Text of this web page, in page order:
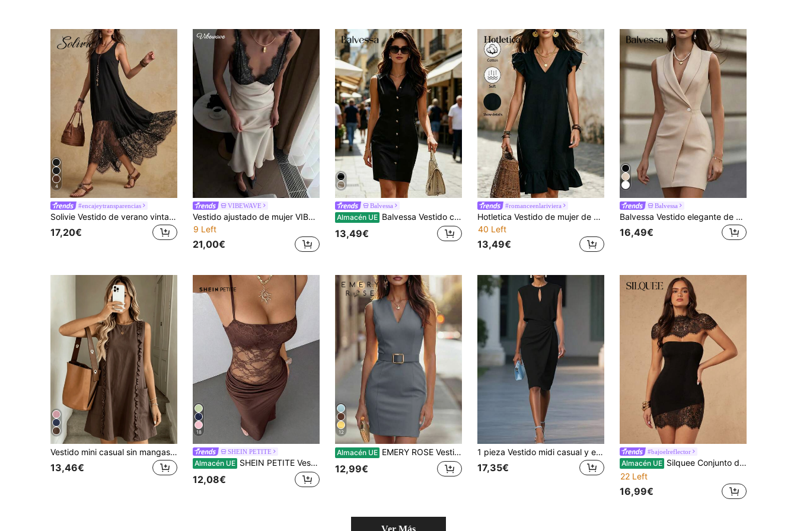
4
#encajeytransparencias
Solivie Vestido de verano vintage bohemio con estampado de leopardo y patchwork para mujer, atuendo elegante para vacaciones & festival de música
17,20€
VIBEWAVE
Vestido ajustado de mujer VIBEWAVE con tirantes finos, encaje y parches, elegante vestido de verano
9 Left
21,00€
Balvessa
Almacén UE Balvessa Vestido corto sin mangas con botones delanteros de unicolor elegante para mujer en verano
13,49€
#romanceenlariviera
Hotletica Vestido de mujer de algodón negro rastreable con cuello en V y manga corta con volantes
40 Left
13,49€
Balvessa
Balvessa Vestido elegante de mujer sin mangas con cuello de chal de unicolor
16,49€
Vestido mini casual sin mangas con volantes para mujer 2026, cuello redondo, corte holgado en A con bolsillos laterales, elegante marrón para uso diario en verano
13,46€
18
SHEIN PETITE
Almacén UE SHEIN PETITE Vestido de encaje transparente con tirantes para mujer, ropa sexy para fiestas, citas y festivales, adecuado para otoño e invierno, se puede usar como capa interior, para mujeres de talla pequeña
12,08€
12
Almacén UE EMERY ROSE Vestido mini ajustado con cuello en V sin mangas y hebilla metálica en la cintura para mujeres
12,99€
1 pieza Vestido midi casual y elegante sin mangas para mujer, unicolor de primavera/verano, diseño de abertura, silueta ceñida a la cintura, adecuado para la oficina o fiestas, color negro
17,35€
#bajoelreflector
Almacén UE Silquee Conjunto de 2 piezas: Poncho capa de encaje irregular y vestido mini, Vestido elegante y sexy de parches de encaje sin mangas, Adecuado para citas, salidas, discotecas, eventos formales, uso diario, vestidos de dama de honor, vacaciones, temporada de bodas, fiestas de cóctel, celebraciones del Día de San Valentín, atuendo de invitado de boda. Estilo elegante de vacaciones, ropa casual de mujer, atuendo de cumpleaños de mujer, baile de graduación, vestido de noche
22 Left
16,99€
Ver Más